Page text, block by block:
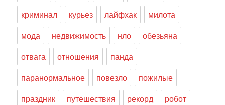
криминал
курьез лайфхак
милота
мода
недвижимость нло
обезьяна
отвага
отношения
панда
паранормальное
повезло
пожилые
праздник
путешествия рекорд
робот